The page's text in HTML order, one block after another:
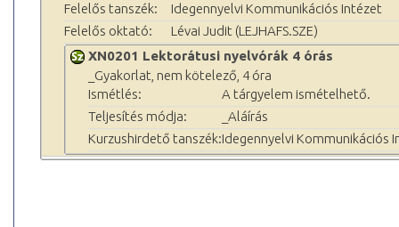
Felelős tanszék:
Idegennyelvi Kommunikációs Intézet
Felelős oktató:
Lévai Judit (LEJHAFS.SZE)
XN0201 Lektorátusi nyelvórák 4 órás
_Gyakorlat, nem kötelező, 4 óra
Ismétlés:
A tárgyelem ismételhető.
Teljesítés módja:
_Aláírás
Kurzushirdető tanszék:Idegennyelvi Kommunikációs